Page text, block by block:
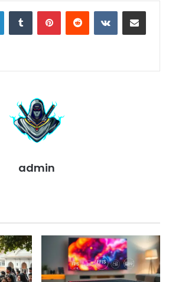
LinkedInTumblr PinterestReddit VKontakteShare via Email
admin